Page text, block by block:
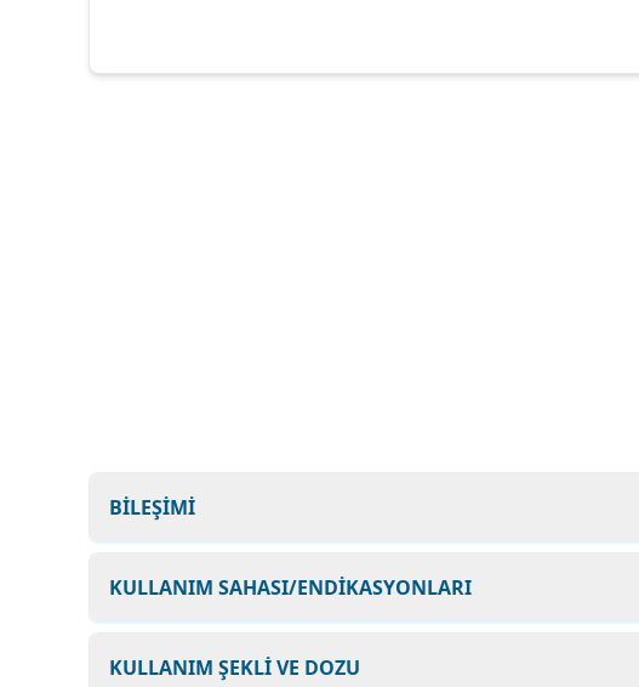
BİLEŞİMİ
KULLANIM SAHASI/ENDİKASYONLARI
KULLANIM ŞEKLİ VE DOZU